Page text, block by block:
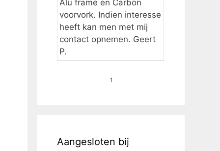
Alu frame en Carbon
voorvork. Indien interesse
heeft kan men met mij
contact opnemen. Geert
P.
1
Aangesloten bij